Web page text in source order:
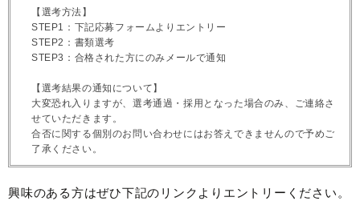
【選考方法】
STEP1：下記応募フォームよりエントリー
STEP2：書類選考
STEP3：合格された方にのみメールで通知
【選考結果の通知について】
大変恐れ入りますが、選考通過・採用となった場合のみ、ご連絡さ
せていただきます。
合否に関する個別のお問い合わせにはお答えできませんので予めご
了承ください。
興味のある方はぜひ下記のリンクよりエントリーください。